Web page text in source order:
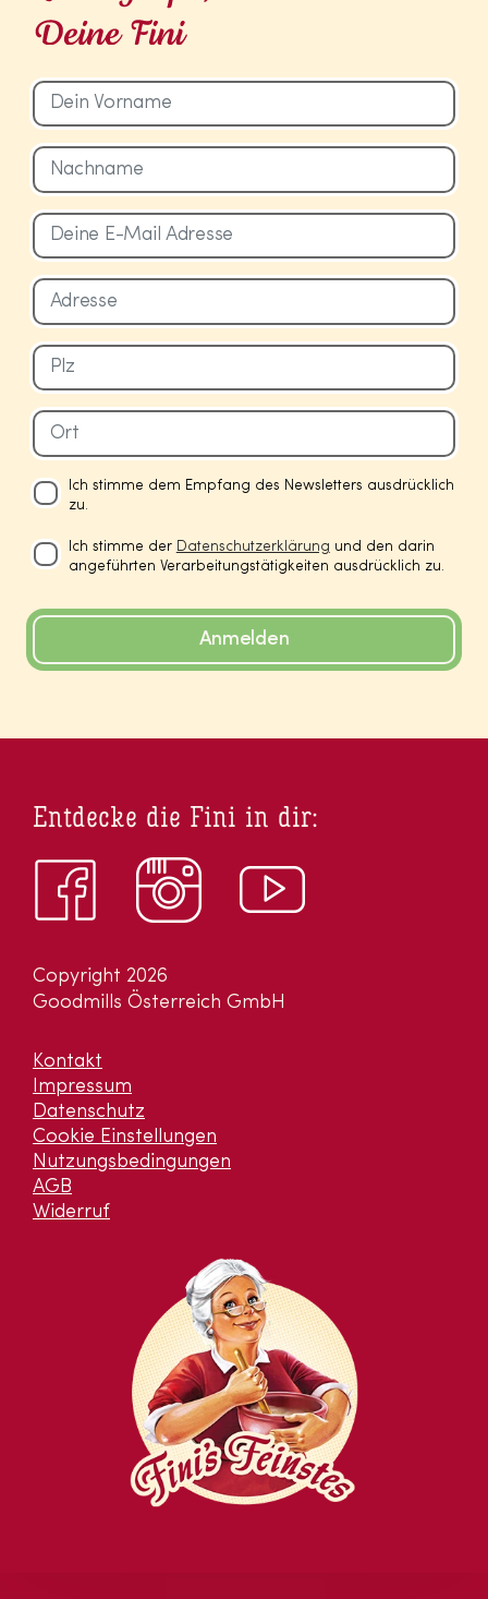
Ich stimme dem Empfang des Newsletters ausdrücklich
zu.
Ich stimme der Datenschutzerklärung und den darin
angeführten Verarbeitungstätigkeiten ausdrücklich zu.
Anmelden
Copyright 2026
Goodmills Österreich GmbH
Kontakt
Impressum
Datenschutz
Cookie Einstellungen
Nutzungsbedingungen
AGB
Widerruf
Entdecke die Fini in dir: